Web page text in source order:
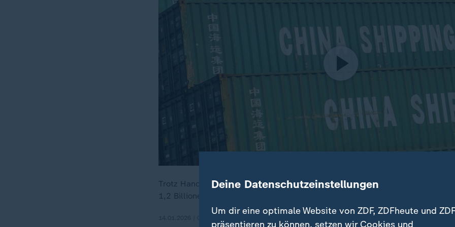
Trotz Handelsstreitigkeiten erreichte China im vergangenen Jahr einen
1,2 Billionen Dollar. Die Exporte stiegen im Vergleich zum Vorjahr um 5,5
Deine Datenschutzeinstellungen
Um dir eine optimale Website von ZDF, ZDFheute und
präsentieren zu können, setzen wir Cookies und